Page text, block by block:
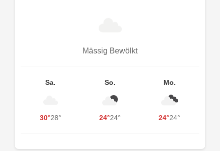
Mässig Bewölkt
Sa.
30°28°
So.
24°24°
Mo.
24°24°